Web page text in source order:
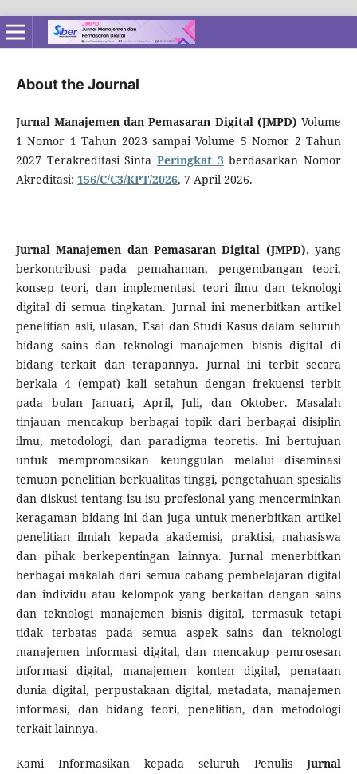
About the Journal
Jurnal Manajemen dan Pemasaran Digital (JMPD) Volume
1 Nomor 1 Tahun 2023 sampai Volume 5 Nomor 2 Tahun
2027 Terakreditasi Sinta Peringkat 3 berdasarkan Nomor
Akreditasi: 156/C/C3/KPT/2026, 7 April 2026.
Jurnal Manajemen dan Pemasaran Digital (JMPD),yang
berkontribusi pada pemahaman, pengembangan teori,
konsep teori, dan implementasi teori ilmu dan teknologi
digital di semua tingkatan. Jurnal ini menerbitkan artikel
penelitian asli, ulasan, Esai dan Studi Kasus dalam seluruh
bidang sains dan teknologi manajemen bisnis digital di
bidang terkait dan terapannya. Jurnal ini terbit secara
berkala 4 (empat) kali setahun dengan frekuensi terbit
pada bulan Januari, April, Juli, dan Oktober. Masalah
tinjauan mencakup berbagai topik dari berbagai disiplin
ilmu, metodologi, dan paradigma teoretis. Ini bertujuan
untuk mempromosikan keunggulan melalui diseminasi
temuan penelitian berkualitas tinggi, pengetahuan spesialis
dan diskusi tentang isu-isu profesional yang mencerminkan
keragaman bidang ini dan juga untuk menerbitkan artikel
penelitian ilmiah kepada akademisi, praktisi, mahasiswa
dan pihak berkepentingan lainnya. Jurnal menerbitkan
berbagai makalah dari semua cabang pembelajaran digital
dan individu atau kelompok yang berkaitan dengan sains
dan teknologi manajemen bisnis digital, termasuk tetapi
tidak terbatas pada semua aspek sains dan teknologi
manajemen informasi digital, dan mencakup pemrosesan
informasi digital, manajemen konten digital, penataan
dunia digital, perpustakaan digital, metadata, manajemen
informasi, dan bidang teori, penelitian, dan metodologi
terkait lainnya.
Kami Informasikan kepada seluruh PenulisJurnal